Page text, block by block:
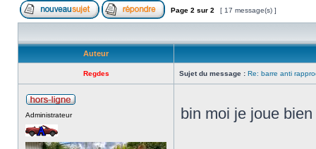
Page 2 sur 2 [ 17 message(s) ]
Auteur
Regdes Sujet du message : Re: barre anti
Administrateur bin moi je joue